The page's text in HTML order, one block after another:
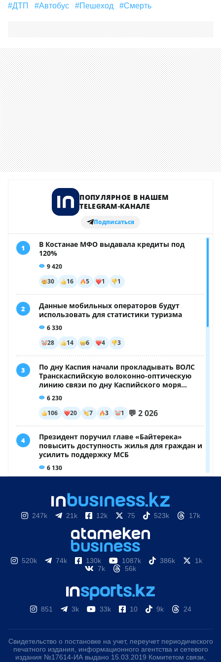
#ДТП #Автобус #Пешеход #смерть
247k 21k 12k 75 523k 17k
520k 74k 130k 1087k 386k
1k
7k
56k
851 3k 33k 10 9k 24
Свидетельство о постановке на учет, переучет периодического
печатного издания, информационного агентства и сетевого
издания №17614-ИА выдано 15.03.2019 Комитетом связи,